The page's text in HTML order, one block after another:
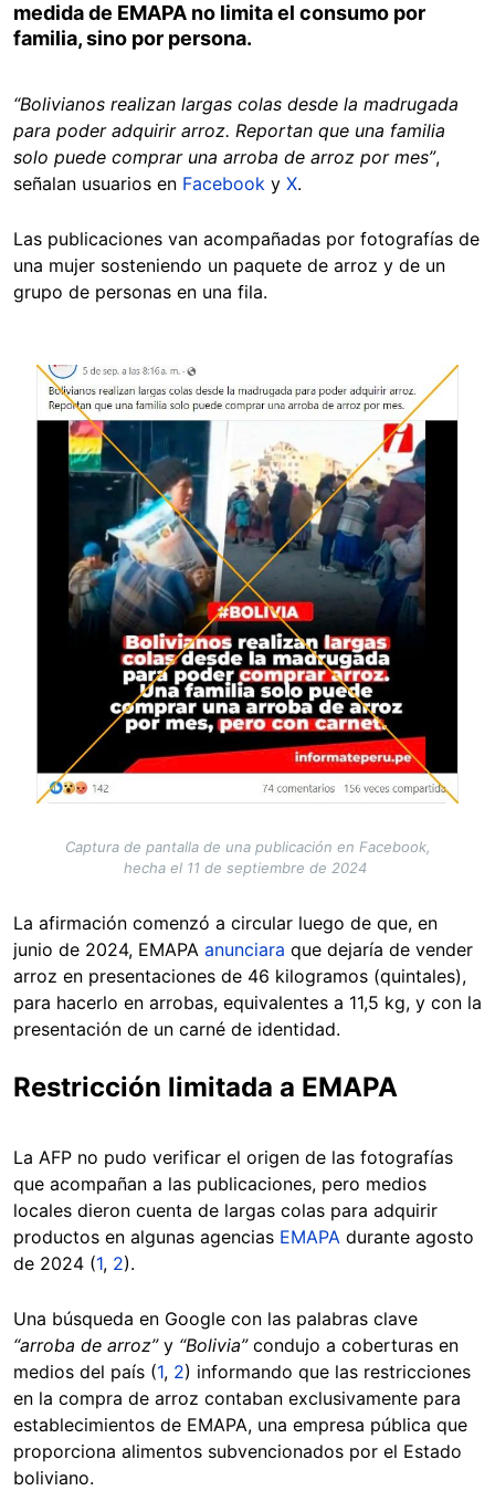
medida de EMAPA no limita el consumo por
familia, sino por persona.
“Bolivianos realizan largas colas desde la madrugada
para poder adquirir arroz. Reportan que una familia
solo puede comprar una arroba de arroz por mes”,
señalan usuarios en Facebook y X.
Las publicaciones van acompañadas por fotografías de
una mujer sosteniendo un paquete de arroz y de un
grupo de personas en una fila.
Image
Captura de pantalla de una publicación en Facebook,
hecha el 11 de septiembre de 2024
La afirmación comenzó a circular luego de que, en
junio de 2024, EMAPA anunciara que dejaría de vender
arroz en presentaciones de 46 kilogramos (quintales),
para hacerlo en arrobas, equivalentes a 11,5 kg, y con la
presentación de un carné de identidad.
Restricción limitada a EMAPA
La AFP no pudo verificar el origen de las fotografías
que acompañan a las publicaciones, pero medios
locales dieron cuenta de largas colas para adquirir
productos en algunas agencias EMAPA durante agosto
de 2024 (1, 2).
Una búsqueda en Google con las palabras clave
“arroba de arroz”y “Bolivia”condujo a coberturas en
medios del país (1, 2) informando que las restricciones
en la compra de arroz contaban exclusivamente para
establecimientos de EMAPA, una empresa pública que
proporciona alimentos subvencionados por el Estado
boliviano.